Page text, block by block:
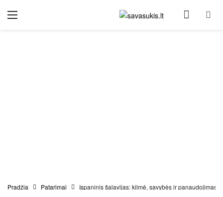
Pradžia Patarimai Ispaninis šalavijas: kilmė, savybės ir panaudojimas